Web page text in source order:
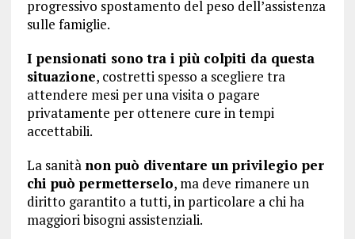
progressivo spostamento del peso dell’assistenza
sulle famiglie.
I pensionati sono tra i più colpiti da questa
situazione, costretti spesso a scegliere tra
attendere mesi per una visita o pagare
privatamente per ottenere cure in tempi
accettabili.
La sanità non può diventare un privilegio per
chi può permetterselo, ma deve rimanere un
diritto garantito a tutti, in particolare a chi ha
maggiori bisogni assistenziali.